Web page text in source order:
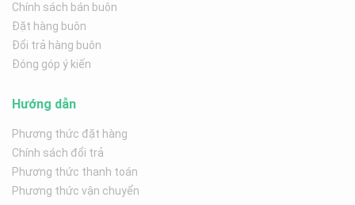
Chính sách bán buôn
Đặt hàng buôn
Đổi trả hàng buôn
Đóng góp ý kiến
Hướng dẫn
Phương thức đặt hàng
Chính sách đổi trả
Phương thức thanh toán
Phương thức vận chuyển